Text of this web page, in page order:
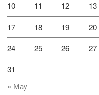
10 11 12 13
17 18 19 20
24 25 26 27
31
« Мау